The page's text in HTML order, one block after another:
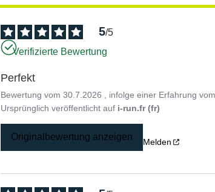
5/5
Verifizierte Bewertung
Perfekt
Bewertung vom30.7.2026 , infolge einer Erfahrung
Ursprünglich veröffentlicht auf i-run.fr (fr)
Originalbewertung anzeigen Melden